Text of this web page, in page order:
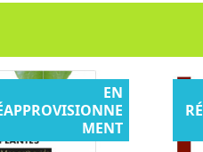
EN
MENT